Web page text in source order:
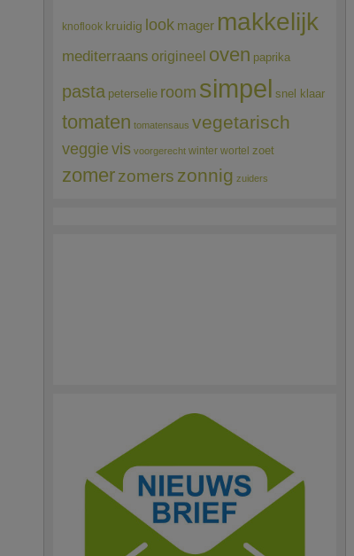
knoflook kruidig look mager makkelijk
mediterraans origineel oven paprika
pasta peterselie room simpel snel klaar
tomaten tomatensaus vegetarisch
veggie vis voorgerecht winter wortel zoet
zomerzomers zonnig zuiders